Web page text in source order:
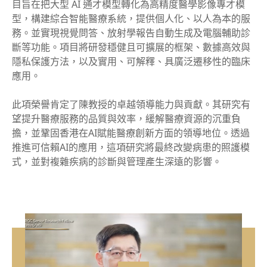
目旨在把大型 AI 通才模型轉化為高精度醫學影像專才模
型，構建綜合智能醫療系統，提供個人化、以人為本的服
務。並實現視覺問答、放射學報告自動生成及電腦輔助診
斷等功能。項目將研發穩健且可擴展的框架、數據高效與
隱私保護方法，以及實用、可解釋、具廣泛遷移性的臨床
應用。
此項榮譽肯定了陳教授的卓越領導能力與貢獻。其研究有
望提升醫療服務的品質與效率，緩解醫療資源的沉重負
擔，並鞏固香港在AI賦能醫療創新方面的領導地位。透過
推進可信賴AI的應用，這項研究將最終改變病患的照護模
式，並對複雜疾病的診斷與管理產生深遠的影響。